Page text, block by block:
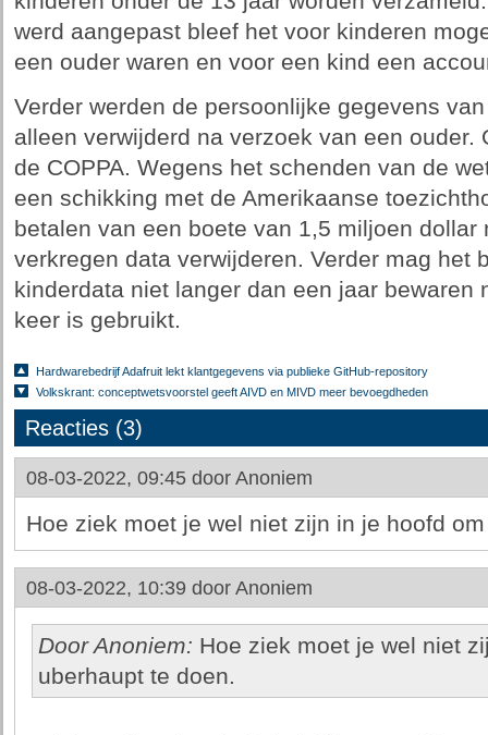
werd aangepast bleef het voor kinderen
een ouder waren en voor een kind een
Verder werden de persoonlijke gegevens
alleen verwijderd na verzoek van een ouder.
de COPPA. Wegens het schenden van de
een schikking met de Amerikaanse
betalen van een boete van 1,5 miljoen
verkregen data verwijderen. Verder mag het
kinderdata niet langer dan een jaar bewaren
keer is gebruikt.
Hardwarebedrijf Adafruit lekt klantgegevens via publieke GitHub-repository
Volkskrant: conceptwetsvoorstel geeft AIVD en MIVD meer bevoegdheden
Reacties (3)
08-03-2022, 09:45 door Anoniem
Hoe ziek moet je wel niet zijn in je hoofd
08-03-2022, 10:39 door Anoniem
Door Anoniem: Hoe ziek moet je wel niet
uberhaupt te doen.